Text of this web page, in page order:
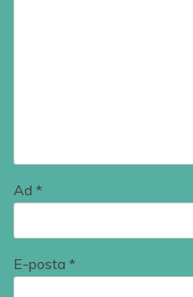
Ad *
E-posta *